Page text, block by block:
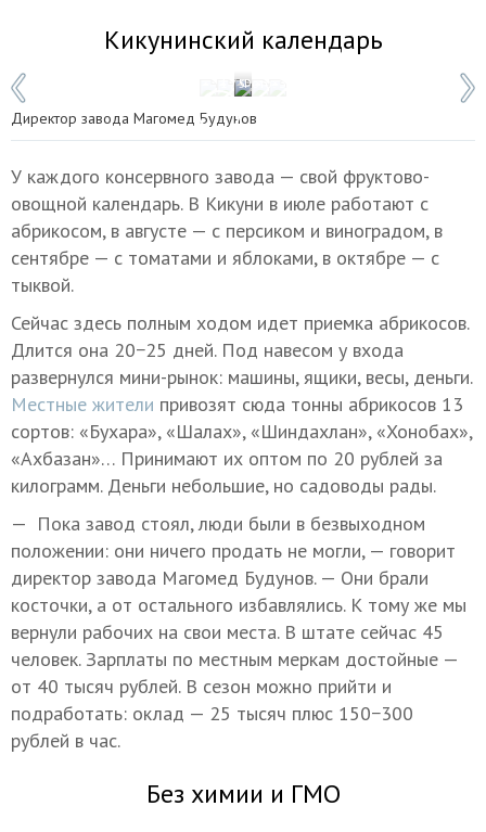
Кикунинский календарь
Фото: Зарема Алиева/ТАСС
1 / 5
Директор завода Магомед Будунов
У каждого консервного завода — свой фруктово-
овощной календарь. В Кикуни в июле работают с
абрикосом, в августе — с персиком и виноградом, в
сентябре — с томатами и яблоками, в октябре — с
тыквой.
Сейчас здесь полным ходом идет приемка абрикосов.
Длится она 20−25 дней. Под навесом у входа
развернулся мини-рынок: машины, ящики, весы, деньги.
Местные жители привозят сюда тонны абрикосов 13
сортов: «Бухара», «Шалах», «Шиндахлан», «Хонобах»,
«Ахбазан»… Принимают их оптом по 20 рублей за
килограмм. Деньги небольшие, но садоводы рады.
— Пока завод стоял, люди были в безвыходном
положении: они ничего продать не могли, — говорит
директор завода Магомед Будунов. — Они брали
косточки, а от остального избавлялись. К тому же мы
вернули рабочих на свои места. В штате сейчас 45
человек. Зарплаты по местным меркам достойные —
от 40 тысяч рублей. В сезон можно прийти и
подработать: оклад — 25 тысяч плюс 150−300
рублей в час.
Без химии и ГМО